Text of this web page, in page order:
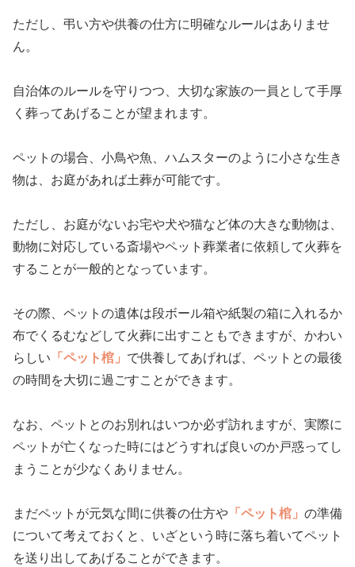
ただし、弔い方や供養の仕方に明確なルールはありませ
ん。
自治体のルールを守りつつ、大切な家族の一員として手厚
く葬ってあげることが望まれます。
ペットの場合、小鳥や魚、ハムスターのように小さな生き
物は、お庭があれば土葬が可能です。
ただし、お庭がないお宅や犬や猫など体の大きな動物は、
動物に対応している斎場やペット葬業者に依頼して火葬を
することが一般的となっています。
その際、ペットの遺体は段ボール箱や紙製の箱に入れるか
布でくるむなどして火葬に出すこともできますが、かわい
らしい 「ペット棺」 で供養してあげれば、ペットとの最後
の時間を大切に過ごすことができます。
なお、ペットとのお別れはいつか必ず訪れますが、実際に
ペットが亡くなった時にはどうすれば良いのか戸惑ってし
まうことが少なくありません。
まだペットが元気な間に供養の仕方や 「ペット棺」 の準備
について考えておくと、いざという時に落ち着いてペット
を送り出してあげることができます。